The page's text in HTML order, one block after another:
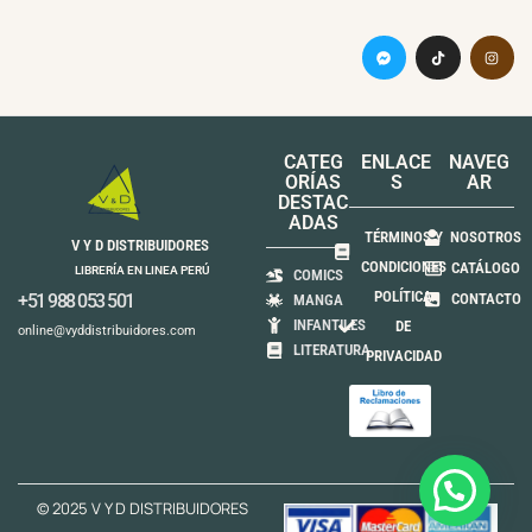
V Y D DISTRIBUIDORES
LIBRERÍA EN LINEA PERÚ
+51 988 053 501
online@vyddistribuidores.com
CATEG
ORÍAS
DESTAC
ADAS
COMICS
MANGA
INFANTILES
LITERATURA
ENLACE
S
TÉRMINOS Y
CONDICIONES
POLÍTICA
DE
PRIVACIDAD
NAVEG
AR
NOSOTROS
CATÁLOGO
CONTACTO
© 2025 V Y D DISTRIBUIDORES